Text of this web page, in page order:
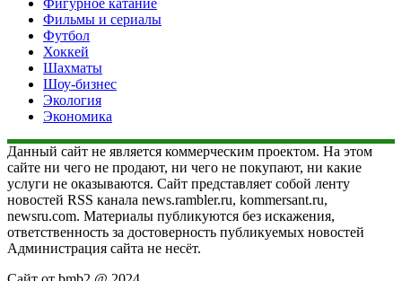
Фильмы и сериалы
Футбол
Хоккей
Шахматы
Шоу-бизнес
Экология
Экономика
Данный сайт не является коммерческим проектом. На этом
сайте ни чего не продают, ни чего не покупают, ни какие
услуги не оказываются. Сайт представляет собой ленту
новостей RSS канала news.rambler.ru, kommersant.ru,
newsru.com. Материалы публикуются без искажения,
ответственность за достоверность публикуемых новостей
Администрация сайта не несёт.